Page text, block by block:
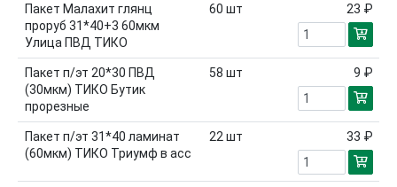
Пакет Малахит глянц
проруб 31*40+3 60мкм
Улица ПВД ТИКО
60 шт 23 ₽
Пакет п/эт 20*30 ПВД
(30мкм) ТИКО Бутик
прорезные
58 шт 9 ₽
Пакет п/эт 31*40 ламинат
(60мкм) ТИКО Триумф в асс
22 шт 33 ₽